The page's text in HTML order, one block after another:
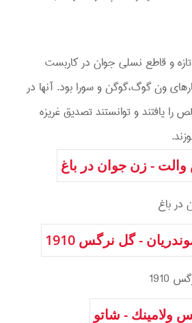
و قاطع نسلی جوان در کاربست
ون گوگ،گوگن و سورا بود. آنها در
را یافتند و توانستند تصدیق غریزه
در باغ